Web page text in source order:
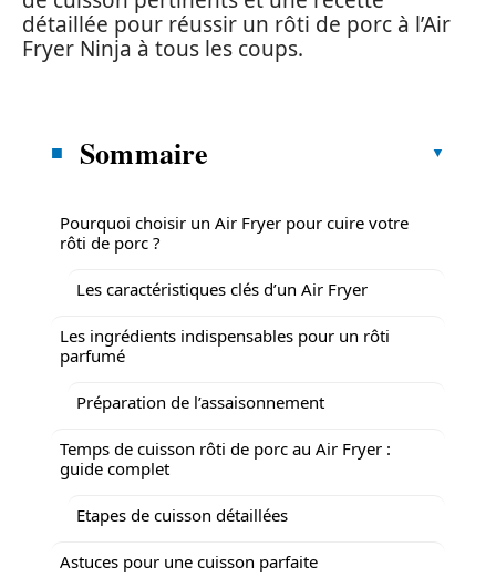
détaillée pour réussir un rôti de porc à l’Air
Fryer Ninja à tous les coups.
Sommaire
Pourquoi choisir un Air Fryer pour cuire votre
rôti de porc ?
Les caractéristiques clés d’un Air Fryer
Les ingrédients indispensables pour un rôti
parfumé
Préparation de l’assaisonnement
Temps de cuisson rôti de porc au Air Fryer :
guide complet
Etapes de cuisson détaillées
Astuces pour une cuisson parfaite